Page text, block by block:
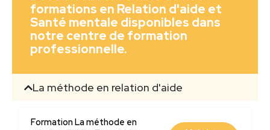
formations en Relation d'aide et
Santé mentale disponibles dans
notre centre de formation
professionnelle.
La méthode en relation d'aide
Formation La méthode en